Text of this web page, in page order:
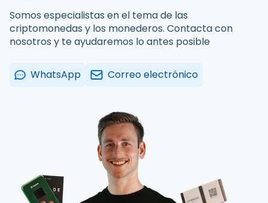
Somos especialistas en el tema de las
criptomonedas y los monederos. Contacta con
nosotros y te ayudaremos lo antes posible
WhatsApp Correo electrónico